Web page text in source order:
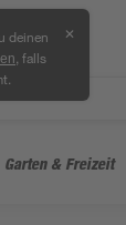
deinen
, falls
✕
Garten & Freizeit